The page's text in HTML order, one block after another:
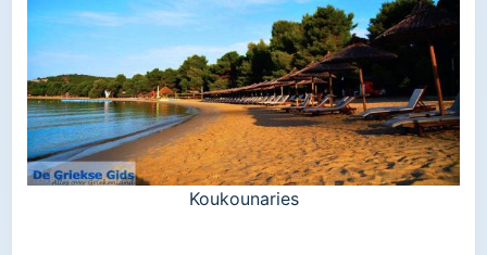
Koukounaries